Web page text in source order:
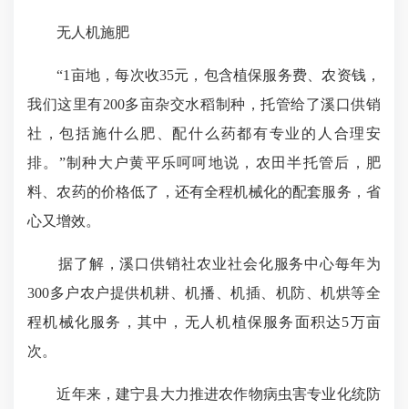
无人机施肥
“1亩地，每次收35元，包含植保服务费、农资钱，
我们这里有200多亩杂交水稻制种，托管给了溪口供销
社，包括施什么肥、配什么药都有专业的人合理安
排。”制种大户黄平乐呵呵地说，农田半托管后，肥
料、农药的价格低了，还有全程机械化的配套服务，省
心又增效。
据了解，溪口供销社农业社会化服务中心每年为
300多户农户提供机耕、机播、机插、机防、机烘等全
程机械化服务，其中，无人机植保服务面积达5万亩
次。
近年来，建宁县大力推进农作物病虫害专业化统防